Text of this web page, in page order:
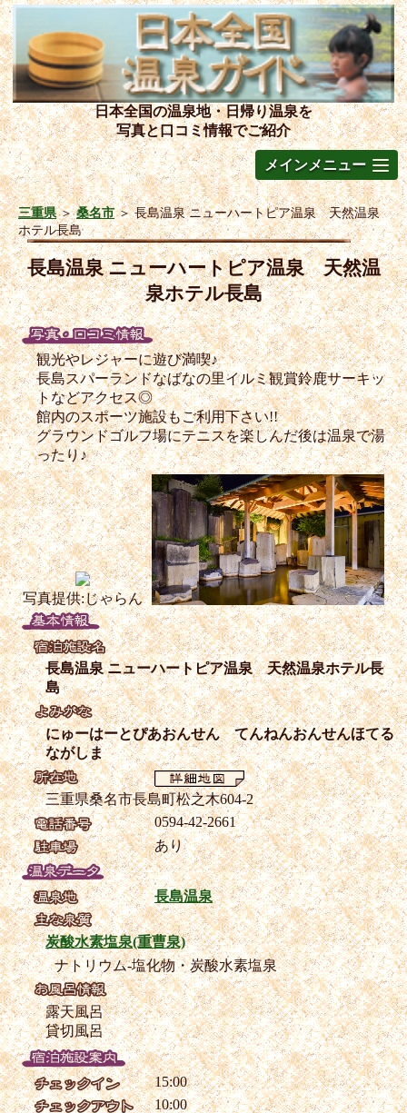
日本全国の温泉地・日帰り温泉を
写真と口コミ情報でご紹介
メインメニュー
三重県＞桑名市＞長島温泉 ニューハートピア温泉 天然温泉
ホテル長島
長島温泉 ニューハートピア温泉 天然温
泉ホテル長島
観光やレジャーに遊び満喫♪
長島スパーランドなばなの里イルミ観賞鈴鹿サーキッ
トなどアクセス◎
館内のスポーツ施設もご利用下さい!!
グラウンドゴルフ場にテニスを楽しんだ後は温泉で湯
ったり♪
写真提供:じゃらん
長島温泉 ニューハートピア温泉 天然温泉ホテル長
島
にゅーはーとぴあおんせん てんねんおんせんほてる
ながしま
三重県桑名市長島町松之木604-2
0594-42-2661
あり
長島温泉
炭酸水素塩泉(重曹泉)
ナトリウム-塩化物・炭酸水素塩泉
露天風呂
貸切風呂
15:00
10:00